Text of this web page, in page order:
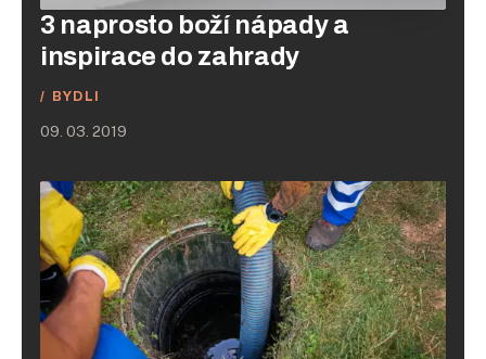
3 naprosto boží nápady a
inspirace do zahrady
BYDLI
09. 03. 2019